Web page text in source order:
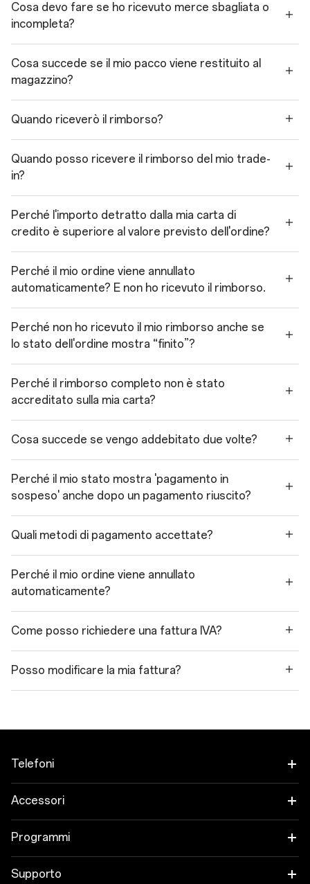
Cosa devo fare se ho ricevuto merce sbagliata o
incompleta?
Cosa succede se il mio pacco viene restituito al
magazzino?
Quando riceverò il rimborso?
Quando posso ricevere il rimborso del mio trade-
in?
Perché l'importo detratto dalla mia carta di
credito è superiore al valore previsto dell'ordine?
Perché il mio ordine viene annullato
automaticamente? E non ho ricevuto il rimborso.
Perché non ho ricevuto il mio rimborso anche se
lo stato dell'ordine mostra “finito”?
Perché il rimborso completo non è stato
accreditato sulla mia carta?
Cosa succede se vengo addebitato due volte?
Perché il mio stato mostra 'pagamento in
sospeso' anche dopo un pagamento riuscito?
Quali metodi di pagamento accettate?
Perché il mio ordine viene annullato
automaticamente?
Come posso richiedere una fattura IVA?
Posso modificare la mia fattura?
Telefoni
OnePlus 15
OnePlus 15R
Accessori
Tablet
Indossabili
Programmi
Collega i tuoi dispositivi OnePlus
Supporto